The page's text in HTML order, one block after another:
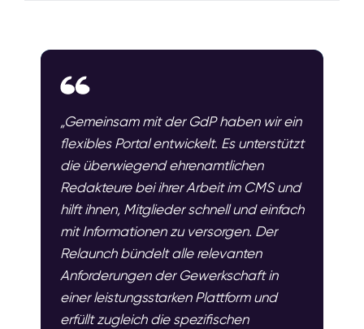
„Gemeinsam mit der GdP haben wir ein
flexibles Portal entwickelt. Es unterstützt
die überwiegend ehrenamtlichen
Redakteure bei ihrer Arbeit im CMS und
hilft ihnen, Mitglieder schnell und einfach
mit Informationen zu versorgen. Der
Relaunch bündelt alle relevanten
Anforderungen der Gewerkschaft in
einer leistungsstarken Plattform und
erfüllt zugleich die spezifischen